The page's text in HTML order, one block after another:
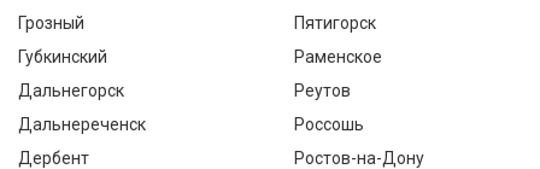
Грозный
Губкинский
Дальнегорск
Дальнереченск
Дербент
Пятигорск
Раменское
Реутов
Россошь
Ростов-на-Дону